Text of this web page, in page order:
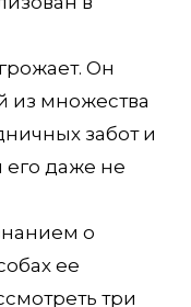
Он
из множества
забот и
даже не
о
ее
три